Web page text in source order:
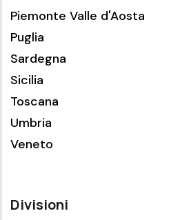
Piemonte Valle d'Aosta
Puglia
Sardegna
Sicilia
Toscana
Umbria
Veneto
Divisioni